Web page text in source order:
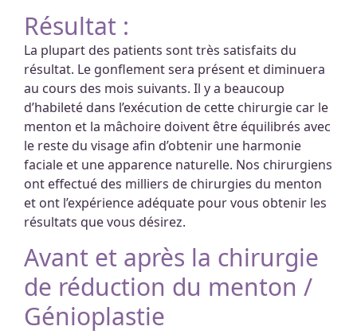
Résultat :
La plupart des patients sont très satisfaits du
résultat. Le gonflement sera présent et diminuera
au cours des mois suivants. Il y a beaucoup
d’habileté dans l’exécution de cette chirurgie car le
menton et la mâchoire doivent être équilibrés avec
le reste du visage afin d’obtenir une harmonie
faciale et une apparence naturelle. Nos chirurgiens
ont effectué des milliers de chirurgies du menton
et ont l’expérience adéquate pour vous obtenir les
résultats que vous désirez.
Avant et après la chirurgie
de réduction du menton /
Génioplastie